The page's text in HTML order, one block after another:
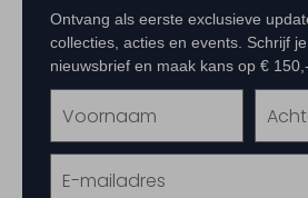
Ontvang als eerste exclusieve
collecties, acties en events. Schrijf
nieuwsbrief en maak kans op €